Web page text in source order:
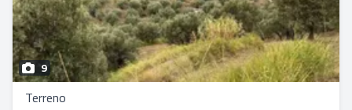
9
Terreno